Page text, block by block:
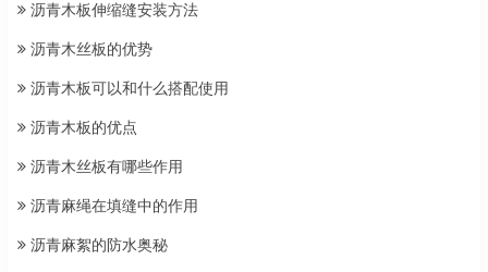
沥青木板伸缩缝安装方法
沥青木丝板的优势
沥青木板可以和什么搭配使用
沥青木板的优点
沥青木丝板有哪些作用
沥青麻绳在填缝中的作用
沥青麻絮的防水奥秘